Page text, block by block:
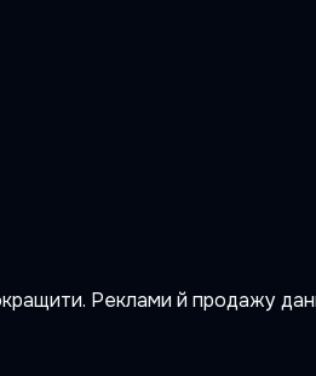
Реклами й продажу